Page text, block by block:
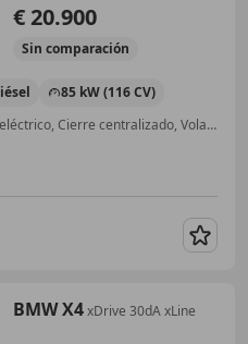
€ 20.900
Sin comparación
85 kW (116 CV)
Baca, Sensor de lluvia, Elevalunas eléctrico, Cierre centralizado, Volante multifunción, Isofix
BMW X4xDrive 30dA xLine